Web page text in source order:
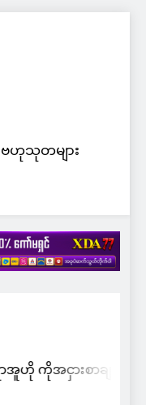
ဗဟုသုတများ
ဟို ကိုအငှားစာချုပ်ဖြင့်